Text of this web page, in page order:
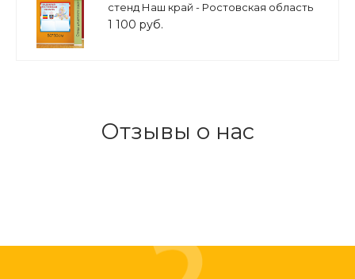
стенд Наш край - Ростовская область
арт. П2291
1 100 руб.
Отзывы о нас